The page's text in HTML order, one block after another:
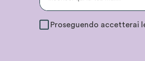
Proseguendo accetterai